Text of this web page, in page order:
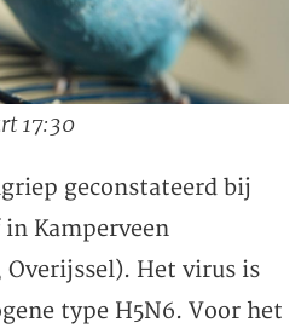
17:30
geconstateerd bij
Kamperveen
Overijssel). Het virus is
type H5N6. Voor het